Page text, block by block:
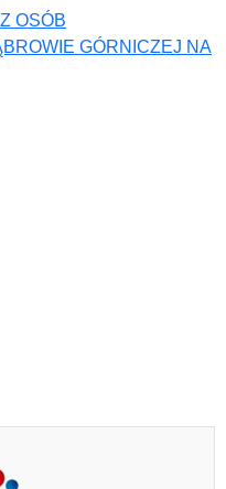
OSÓB
GÓRNICZEJ NA